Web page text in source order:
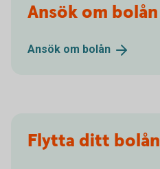
Ansök om bolån
Ansök om bolån
Flytta ditt bolån